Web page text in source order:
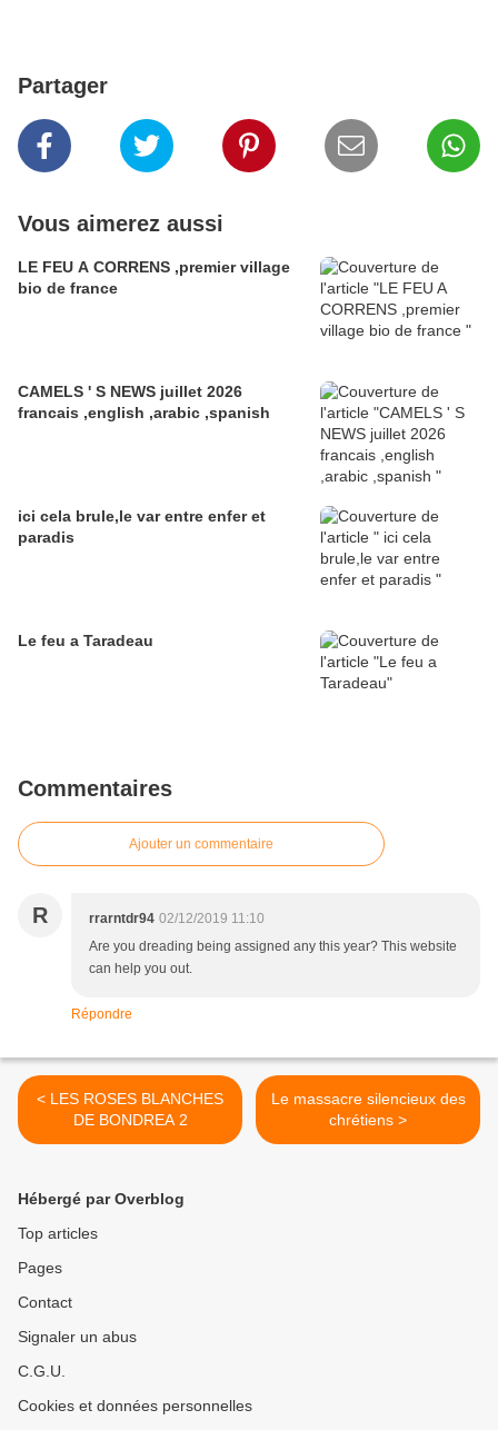
Partager
Vous aimerez aussi
LE FEU A CORRENS ,premier village
bio de france
CAMELS ' S NEWS juillet 2026
francais ,english ,arabic ,spanish
ici cela brule,le var entre enfer et
paradis
Le feu a Taradeau
Commentaires
Ajouter un commentaire
R rrarntdr94 02/12/2019 11:10
Are you dreading being assigned any this year? This website
can help you out.
Répondre
< LES ROSES BLANCHES
DE BONDREA 2
Le massacre silencieux des
chrétiens >
Hébergé par Overblog
Top articles
Pages
Contact
Signaler un abus
C.G.U.
Cookies et données personnelles